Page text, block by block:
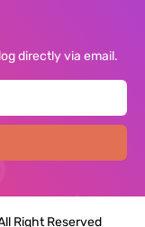
directly via email.
Right Reserved